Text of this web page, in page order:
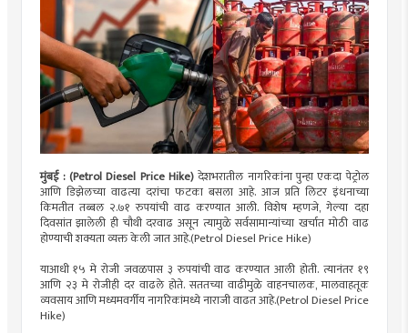
मुंबई : (Petrol Diesel Price Hike)देशभरातील नागरिकांना पुन्हा एकदा पेट्रोल
आणि डिझेलच्या वाढत्या दरांचा फटका बसला आहे. आज प्रति लिटर इंधनाच्या
किमतीत तब्बल २.७१ रुपयांची वाढ करण्यात आली. विशेष म्हणजे, गेल्या दहा
दिवसांत झालेली ही चौथी दरवाढ असून त्यामुळे सर्वसामान्यांच्या खर्चात मोठी वाढ
होण्याची शक्यता व्यक्त केली जात आहे.(Petrol Diesel Price Hike)
याआधी १५ मे रोजी जवळपास ३ रुपयांची वाढ करण्यात आली होती. त्यानंतर १९
आणि २३ मे रोजीही दर वाढले होते. सततच्या वाढीमुळे वाहनचालक, मालवाहतूक
व्यवसाय आणि मध्यमवर्गीय नागरिकांमध्ये नाराजी वाढत आहे.(Petrol Diesel Price
Hike)